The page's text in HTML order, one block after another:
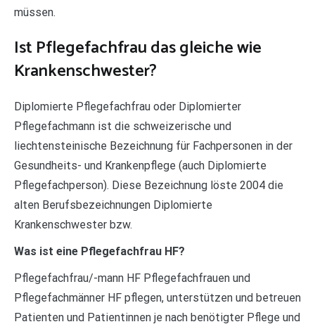
müssen.
Ist Pflegefachfrau das gleiche wie
Krankenschwester?
Diplomierte Pflegefachfrau oder Diplomierter
Pflegefachmann ist die schweizerische und
liechtensteinische Bezeichnung für Fachpersonen in der
Gesundheits- und Krankenpflege (auch Diplomierte
Pflegefachperson). Diese Bezeichnung löste 2004 die
alten Berufsbezeichnungen Diplomierte
Krankenschwester bzw.
Was ist eine Pflegefachfrau HF?
Pflegefachfrau/-mann HF Pflegefachfrauen und
Pflegefachmänner HF pflegen, unterstützen und betreuen
Patienten und Patientinnen je nach benötigter Pflege und